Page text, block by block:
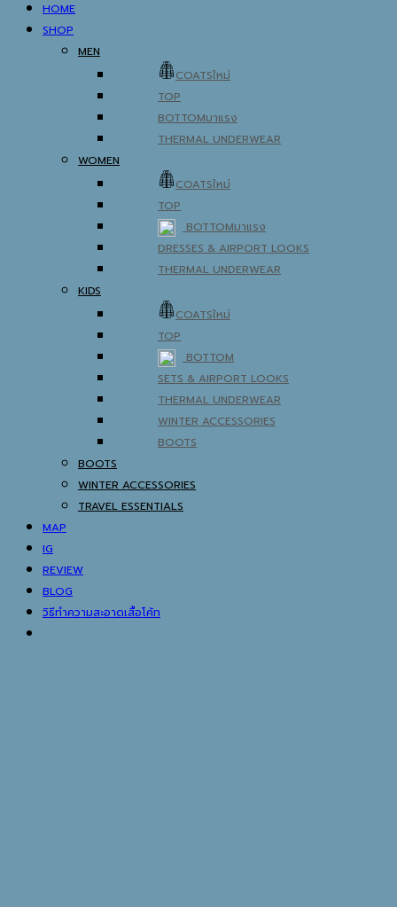
HOME
SHOP
MEN
COATS
TOP
BOTTOM
THERMAL UNDERWEAR
WOMEN
COATS
TOP
BOTTOM
DRESSES & AIRPORT LOOKS
THERMAL UNDERWEAR
KIDS
COATS
TOP
BOTTOM
SETS & AIRPORT LOOKS
THERMAL UNDERWEAR
WINTER ACCESSORIES
BOOTS
BOOTS
WINTER ACCESSORIES
TRAVEL ESSENTIALS
MAP
IG
REVIEW
BLOG
วิธีทำความสะอาดเสื้อโค้ท